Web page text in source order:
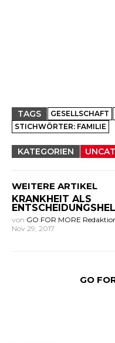
TAGS GESELLSCHAFT
STICHWÖRTER: FAMILIE
KATEGORIEN
WEITERE ARTIKEL
KRANKHEIT ALS
von GO FOR MORE
Nov 29, 2017
GO